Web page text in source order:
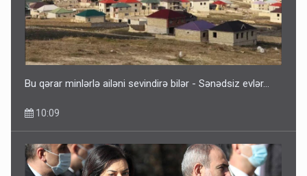
Bu qərar minlərlə ailəni sevindirə bilər - Sənədsiz evlər...
10:09